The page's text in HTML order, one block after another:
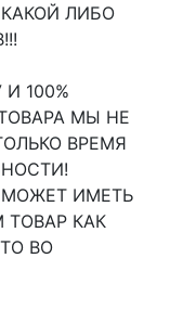
ЛИБО
100%
МЫ НЕ
ВРЕМЯ
ИМЕТЬ
КАК
ВО